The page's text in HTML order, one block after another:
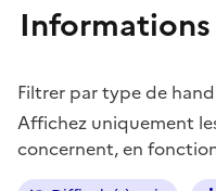
Informations
Filtrer par type de
Affichez uniquement
concernent, en